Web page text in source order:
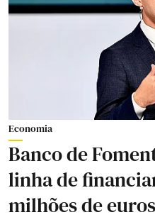
Economia
Banco de
linha de
milhões de